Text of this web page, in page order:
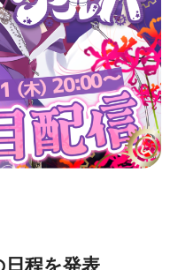
日程を発表